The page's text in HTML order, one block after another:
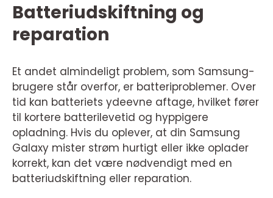
Batteriudskiftning og
reparation
Et andet almindeligt problem, som Samsung-
brugere står overfor, er batteriproblemer. Over
tid kan batteriets ydeevne aftage, hvilket fører
til kortere batterilevetid og hyppigere
opladning. Hvis du oplever, at din Samsung
Galaxy mister strøm hurtigt eller ikke oplader
korrekt, kan det være nødvendigt med en
batteriudskiftning eller reparation.